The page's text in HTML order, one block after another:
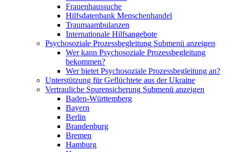
Frauenhaussuche
Hilfsdatenbank Menschenhandel
Traumaambulanzen
Internationale Hilfsangebote
Psychosoziale Prozessbegleitung Submenü anzeigen
Wer kann Psychosoziale Prozessbegleitung
bekommen?
Wer bietet Psychosoziale Prozessbegleitung an?
Unterstützung für Geflüchtete aus der Ukraine
Vertrauliche Spurensicherung Submenü anzeigen
Baden-Württemberg
Bayern
Berlin
Brandenburg
Bremen
Hamburg